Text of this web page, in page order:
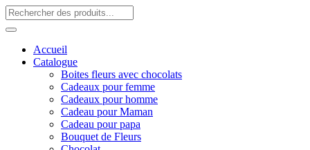
Accueil
Catalogue
Boites fleurs avec chocolats
Cadeaux pour femme
Cadeaux pour homme
Cadeau pour Maman
Cadeau pour papa
Bouquet de Fleurs